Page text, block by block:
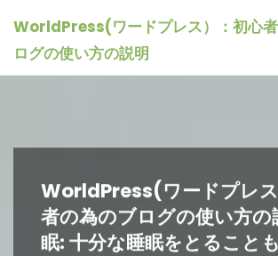
WorldPress(ワードプレス）：初心
ログの使い方の説明
WorldPress(ワードプレ
者の為のブログの使い方の
眠: 十分な睡眠をとること